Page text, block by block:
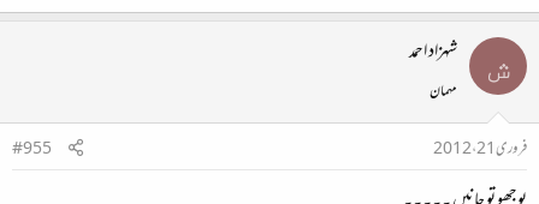
ش شہزاد احمد
مہمان
فروری 21، 2012
#955